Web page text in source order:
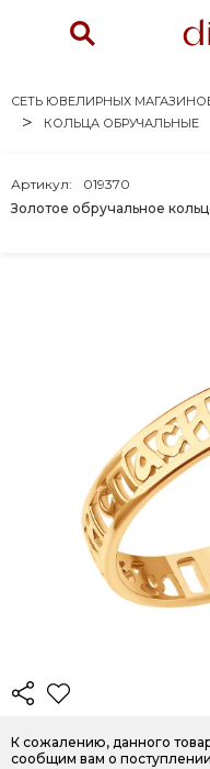
СЕТЬ ЮВЕЛИРНЫХ МАГАЗИНОВ
КОЛЬЦА ОБРУЧАЛЬНЫЕ
Золотое обручальное
Артикул: 019370
К сожалению, данного
сообщим вам о